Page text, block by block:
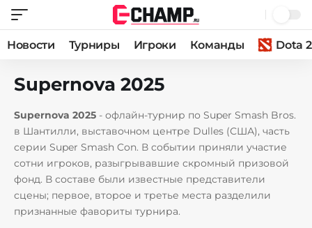
Новости Турниры Игроки Команды Dota 2
Supernova 2025
Supernova 2025 - офлайн-турнир по Super Smash Bros.
в Шантилли, выставочном центре Dulles (США), часть
серии Super Smash Con. В событии приняли участие
сотни игроков, разыгрывавшие скромный призовой
фонд. В составе были известные представители
сцены; первое, второе и третье места разделили
признанные фавориты турнира.